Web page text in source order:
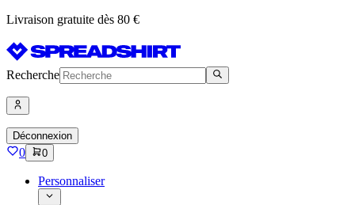
Livraison gratuite dès 80 €
Recherche
Déconnexion
0 0
Personnaliser